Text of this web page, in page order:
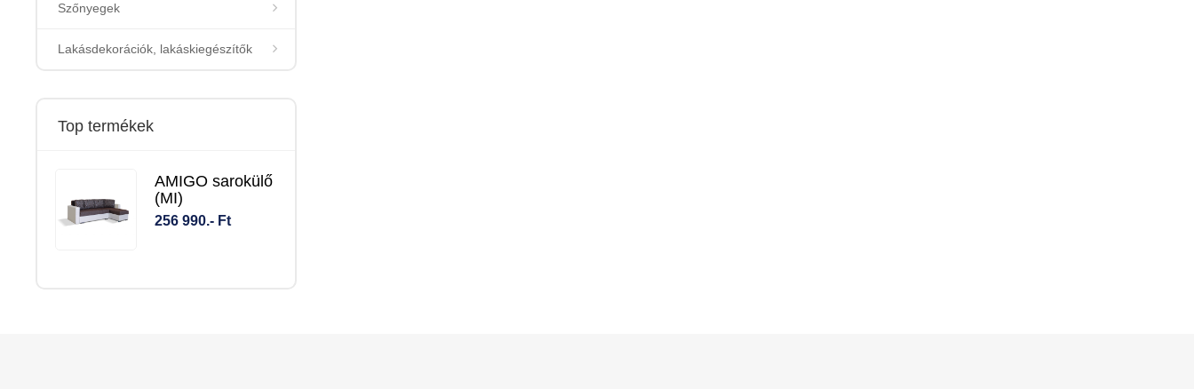
Szőnyegek
Lakásdekorációk, lakáskiegészítők
Top termékek
AMIGO sarokülő
(MI)
256 990.- Ft